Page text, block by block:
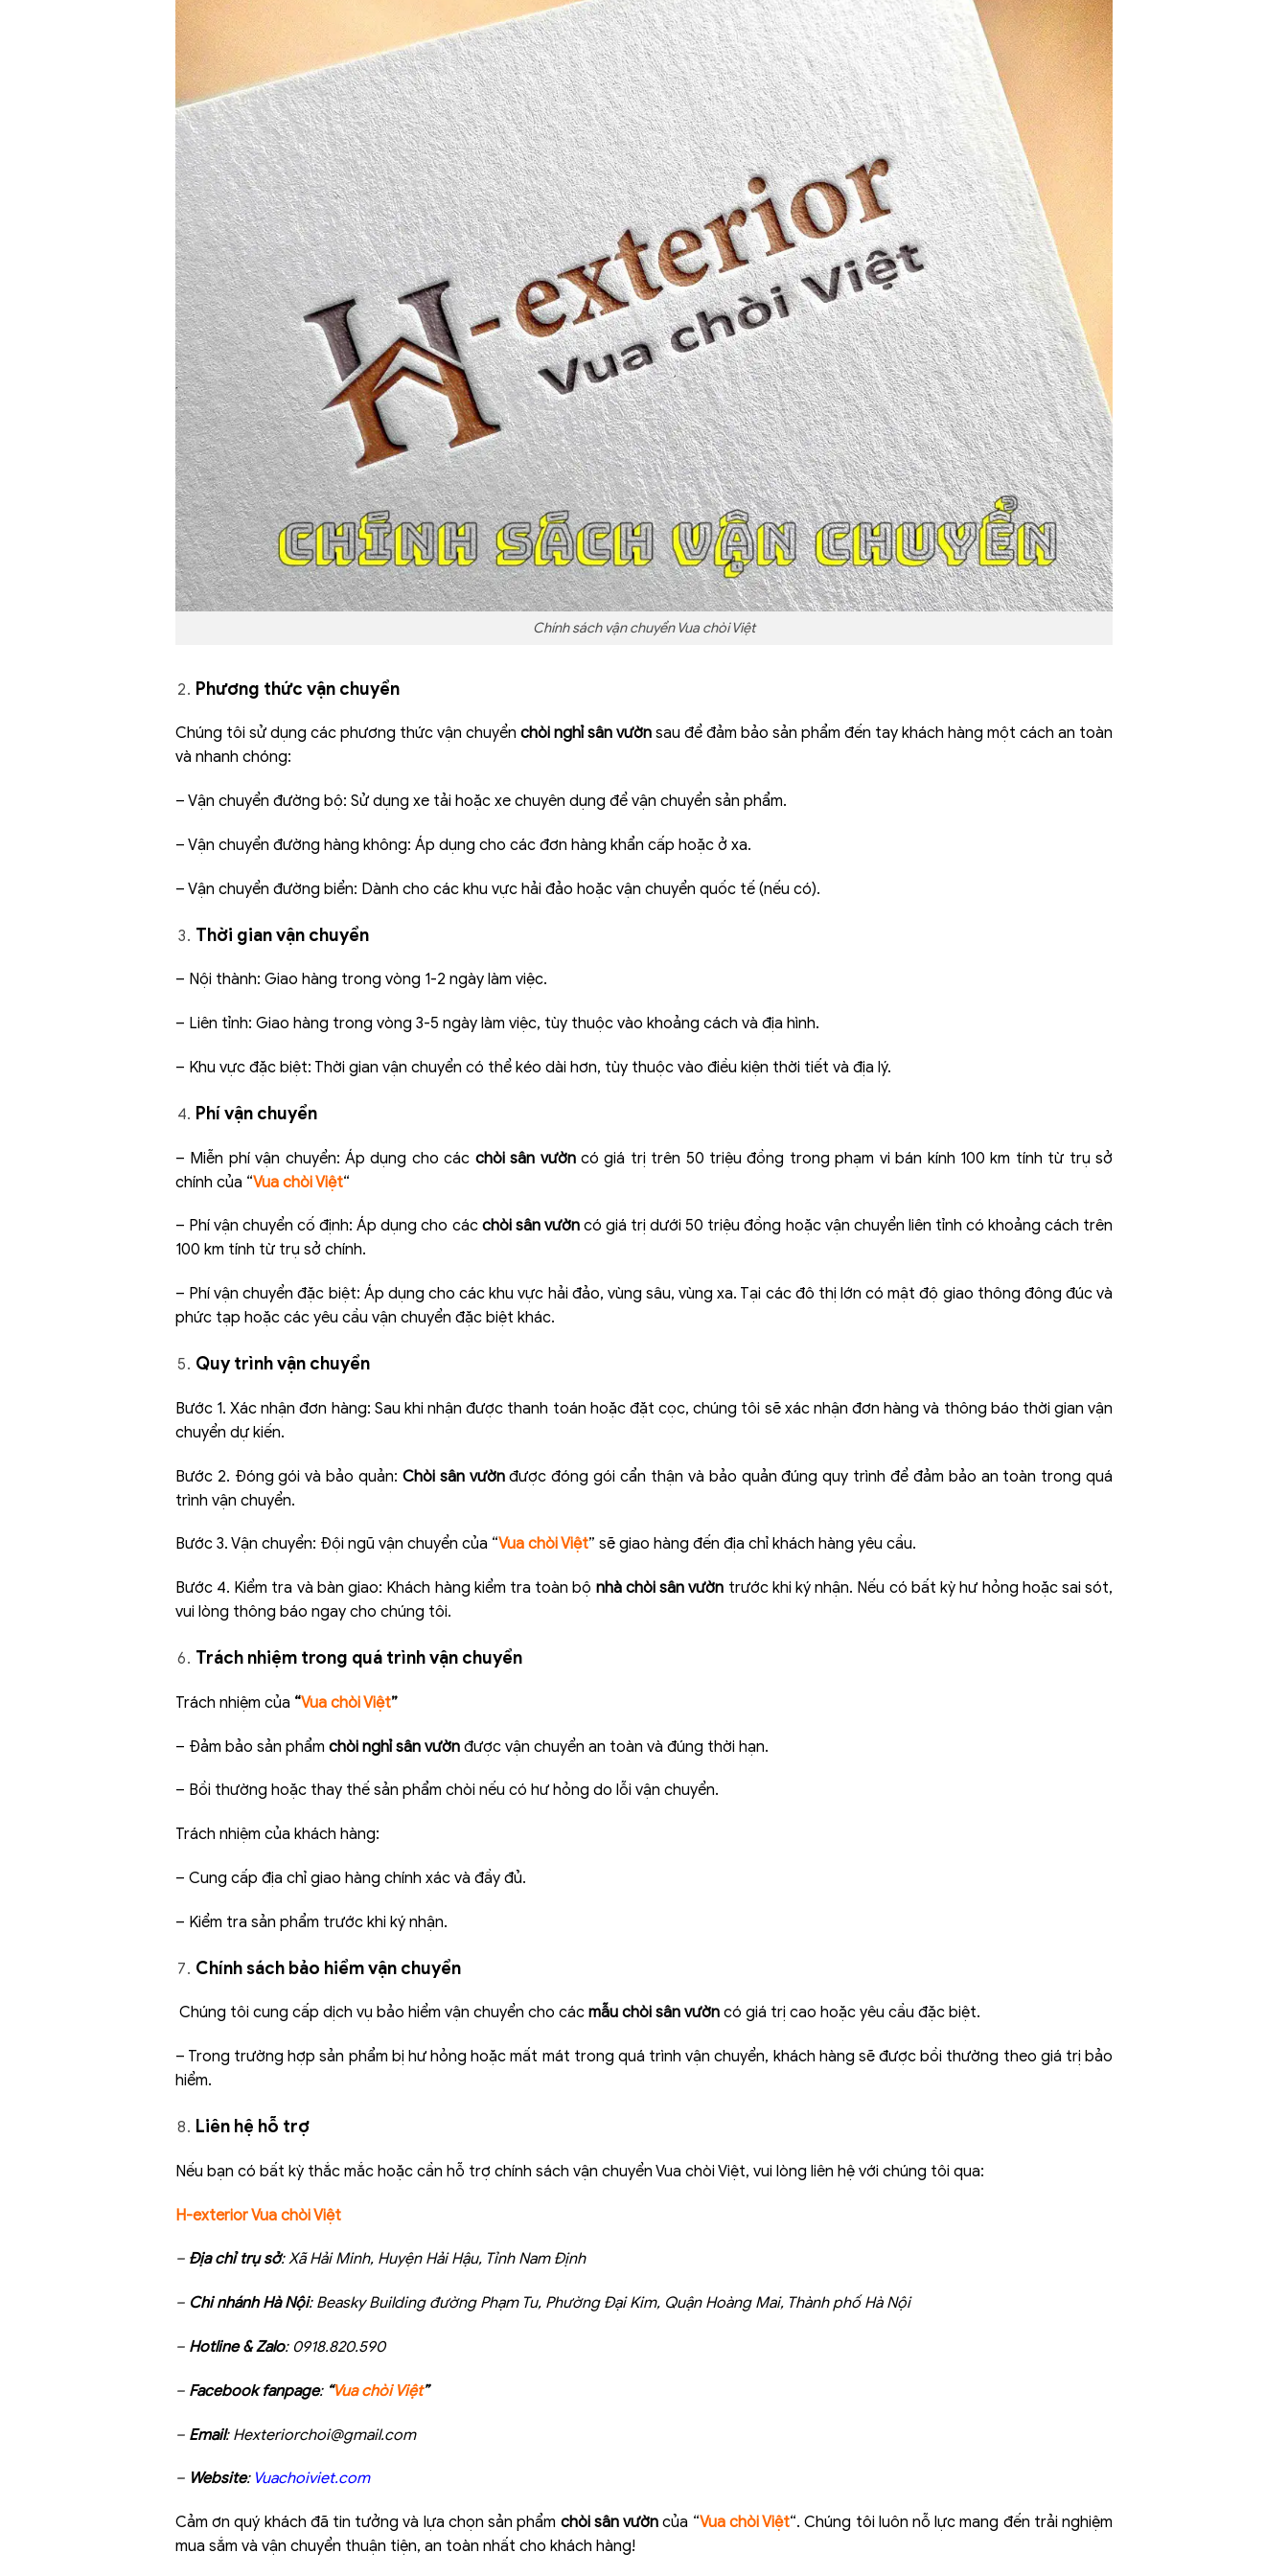
Chính sách vận chuyển Vua chòi Việt
Phương thức vận chuyển
Chúng tôi sử dụng các phương thức vận chuyển chòi nghỉ sân vườn sau để đảm bảo sản phẩm đến tay khách hàng một cách an toàn
và nhanh chóng:
– Vận chuyển đường bộ: Sử dụng xe tải hoặc xe chuyên dụng để vận chuyển sản phẩm.
– Vận chuyển đường hàng không: Áp dụng cho các đơn hàng khẩn cấp hoặc ở xa.
– Vận chuyển đường biển: Dành cho các khu vực hải đảo hoặc vận chuyển quốc tế (nếu có).
Thời gian vận chuyển
– Nội thành: Giao hàng trong vòng 1-2 ngày làm việc.
– Liên tỉnh: Giao hàng trong vòng 3-5 ngày làm việc, tùy thuộc vào khoảng cách và địa hình.
– Khu vực đặc biệt: Thời gian vận chuyển có thể kéo dài hơn, tùy thuộc vào điều kiện thời tiết và địa lý.
Phí vận chuyển
– Miễn phí vận chuyển: Áp dụng cho các chòi sân vườncó giá trị trên 50 triệu đồng trong phạm vi bán kính 100 km tính từ trụ sở
chính của “Vua chòi Việt“
– Phí vận chuyển cố định: Áp dụng cho các chòi sân vườncó giá trị dưới 50 triệu đồng hoặc vận chuyển liên tỉnh có khoảng cách trên
100 km tính từ trụ sở chính.
– Phí vận chuyển đặc biệt: Áp dụng cho các khu vực hải đảo, vùng sâu, vùng xa. Tại các đô thị lớn có mật độ giao thông đông đúc và
phức tạp hoặc các yêu cầu vận chuyển đặc biệt khác.
Quy trình vận chuyển
Bước 1. Xác nhận đơn hàng: Sau khi nhận được thanh toán hoặc đặt cọc, chúng tôi sẽ xác nhận đơn hàng và thông báo thời gian vận
chuyển dự kiến.
Bước 2. Đóng gói và bảo quản: Chòi sân vườnđược đóng gói cẩn thận và bảo quản đúng quy trình để đảm bảo an toàn trong quá
trình vận chuyển.
Bước 3. Vận chuyển: Đội ngũ vận chuyển của “Vua chòi Việt” sẽ giao hàng đến địa chỉ khách hàng yêu cầu.
Bước 4. Kiểm tra và bàn giao: Khách hàng kiểm tra toàn bộ nhà chòi sân vườn trước khi ký nhận. Nếu có bất kỳ hư hỏng hoặc sai sót,
vui lòng thông báo ngay cho chúng tôi.
Trách nhiệm trong quá trình vận chuyển
Trách nhiệm của “Vua chòi Việt”
– Đảm bảo sản phẩm chòi nghỉ sân vườnđược vận chuyển an toàn và đúng thời hạn.
– Bồi thường hoặc thay thế sản phẩm chòi nếu có hư hỏng do lỗi vận chuyển.
Trách nhiệm của khách hàng:
– Cung cấp địa chỉ giao hàng chính xác và đầy đủ.
– Kiểm tra sản phẩm trước khi ký nhận.
Chính sách bảo hiểm vận chuyển
Chúng tôi cung cấp dịch vụ bảo hiểm vận chuyển cho các mẫu chòi sân vườncó giá trị cao hoặc yêu cầu đặc biệt.
– Trong trường hợp sản phẩm bị hư hỏng hoặc mất mát trong quá trình vận chuyển, khách hàng sẽ được bồi thường theo giá trị bảo
hiểm.
Liên hệ hỗ trợ
Nếu bạn có bất kỳ thắc mắc hoặc cần hỗ trợ chính sách vận chuyển Vua chòi Việt, vui lòng liên hệ với chúng tôi qua:
H-exterior Vua chòi Việt
– Địa chỉ trụ sở: Xã Hải Minh, Huyện Hải Hậu, Tỉnh Nam Định
– Chi nhánh Hà Nội: Beasky Building đường Phạm Tu, Phường Đại Kim, Quận Hoàng Mai, Thành phố Hà Nội
– Hotline & Zalo: 0918.820.590
– Facebook fanpage: “Vua chòi Việt”
– Email: Hexteriorchoi@gmail.com
– Website: Vuachoiviet.com
Cảm ơn quý khách đã tin tưởng và lựa chọn sản phẩm chòi sân vườn của “Vua chòi Việt“. Chúng tôi luôn nỗ lực mang đến trải nghiệm
mua sắm và vận chuyển thuận tiện, an toàn nhất cho khách hàng!